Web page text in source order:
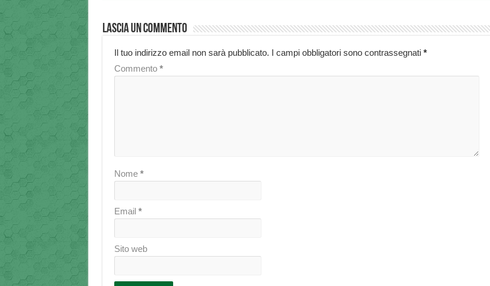
Lascia un commento
Il tuo indirizzo email non sarà pubblicato. I campi obbligatori sono contrassegnati *
Commento *
Nome *
Email *
Sito web